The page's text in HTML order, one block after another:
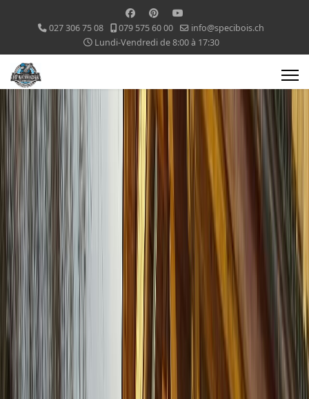
027 306 75 08 079 575 60 00
info@specibois.ch
Lundi-Vendredi de 8:00 à 17:30